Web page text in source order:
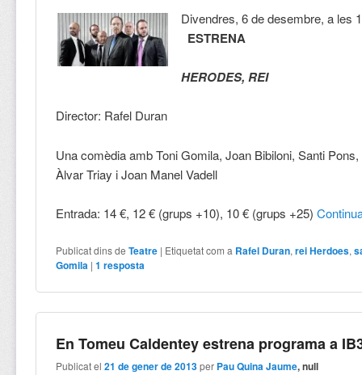
Divendres, 6 de desembre, a les
ESTRENA
HERODES, REI
Director: Rafel Duran
Una comèdia amb Toni Gomila, Joan Bibiloni, Santi
Àlvar Triay i Joan Manel Vadell
Entrada: 14 €, 12 € (grups +10), 10 € (grups +25)
Publicat dins de Teatre | Etiquetat com a Rafel Duran,rei Herdoes,
Gomila |1 resposta
En Tomeu Caldentey estrena programa a
Publicat el21 de gener de 2013 per Pau Quina Jaume, null